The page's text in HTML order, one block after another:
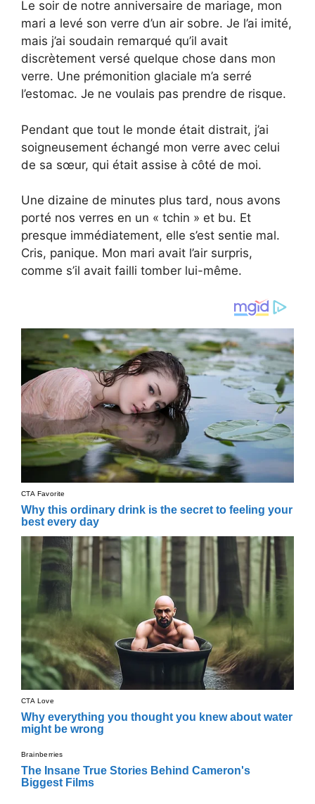
Le soir de notre anniversaire de mariage, mon
mari a levé son verre d’un air sobre. Je l’ai imité,
mais j’ai soudain remarqué qu’il avait
discrètement versé quelque chose dans mon
verre. Une prémonition glaciale m’a serré
l’estomac. Je ne voulais pas prendre de risque.
Pendant que tout le monde était distrait, j’ai
soigneusement échangé mon verre avec celui
de sa sœur, qui était assise à côté de moi.
Une dizaine de minutes plus tard, nous avons
porté nos verres en un « tchin » et bu. Et
presque immédiatement, elle s’est sentie mal.
Cris, panique. Mon mari avait l’air surpris,
comme s’il avait failli tomber lui-même.